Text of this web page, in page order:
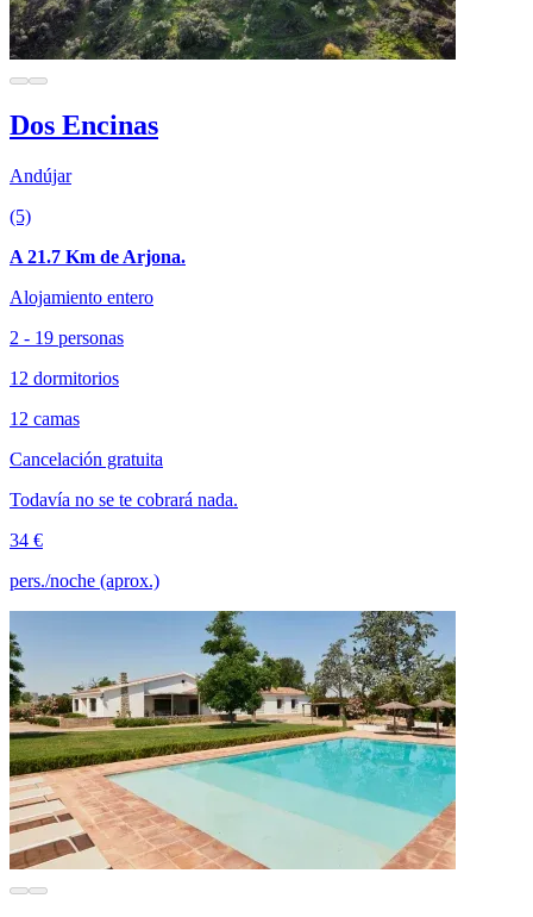
Dos Encinas
Andújar
(5)
A 21.7 Km de Arjona.
Alojamiento entero
2 - 19 personas
12 dormitorios
12 camas
Cancelación gratuita
Todavía no se te cobrará nada.
34 €
pers./noche (aprox.)